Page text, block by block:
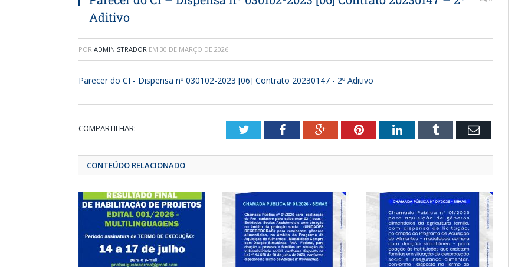
Aditivo
POR ADMINISTRADOR EM 30 DE MARÇO DE 2026
Parecer do CI - Dispensa nº 030102-2023 [06] Contrato 20230147 - 2º Aditivo
COMPARTILHAR: TwitterFacebookGoogle+Pinterest
LinkedInTumblrEmail
CONTEÚDO RELACIONADO